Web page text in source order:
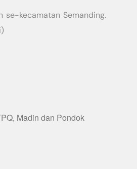
se-kecamatan Semanding.
Madin dan Pondok